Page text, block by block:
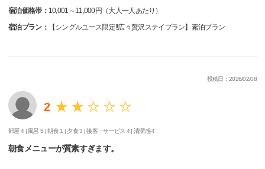
宿泊価格帯： 10,001～11,000円（大人一人あたり）
宿泊プラン：
【シングルユース限定!!広々贅沢ステイプラン】素泊プラン
投稿日：2026/02/08
2
部屋 4 | 風呂 5 |朝食 1 | 夕食 3 |接客・サービス 4 |清潔感 4
朝食メニューが質素すぎます。